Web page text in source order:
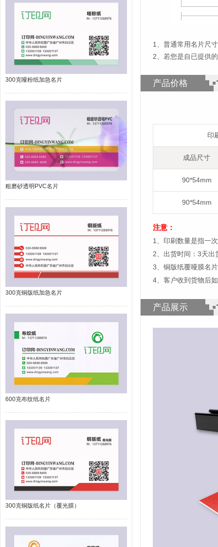
300克哑粉纸加急名片
粗磨砂透明PVC名片
300克铜版纸加急名片
600克布纹纸名片
300克铜版纸名片（覆光膜）
1
普通常用名片尺
2、若您是自已提供
产品价格
印
成品尺寸
90*54mm
90*54mm
注意：
1、印刷数量是指一
2、出货时间：3天出
3、铜版纸覆哑膜名
4、客户收到货物后
产品展示